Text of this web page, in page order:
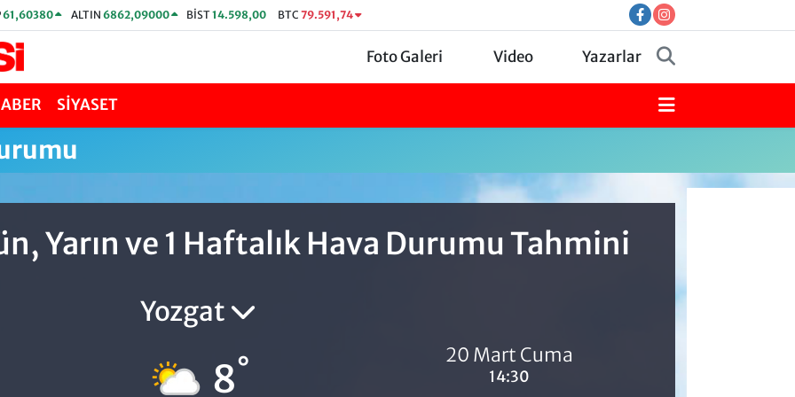
61,60380 ALTIN 6862,09000 BİST14.598,00 BTC 79.591,74
Foto Galeri Video Yazarlar
SİYASET
Yarın ve 1 Haftalık Hava Durumu Tahmini
Yozgat
8° 20 Mart Cuma
14:30